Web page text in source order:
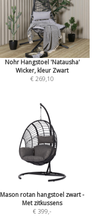
Nohr Hangstoel 'Natausha'
Wicker, kleur Zwart
€ 269,10
Mason rotan hangstoel zwart -
Met zitkussens
€ 399,-